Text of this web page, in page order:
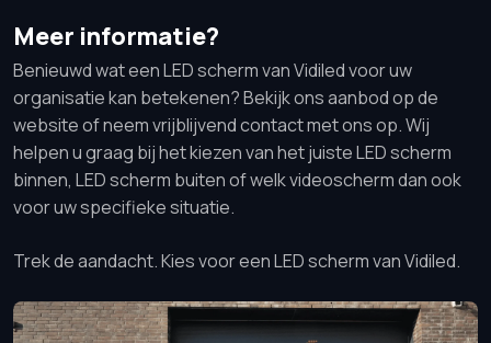
Meer informatie?
Benieuwd wat een LED scherm van Vidiled voor uw
organisatie kan betekenen? Bekijk ons aanbod op de
website of neem vrijblijvend contact met ons op. Wij
helpen u graag bij het kiezen van het juiste LED scherm
binnen, LED scherm buiten of welk videoscherm dan ook
voor uw specifieke situatie.
Trek de aandacht. Kies voor een LED scherm van Vidiled.